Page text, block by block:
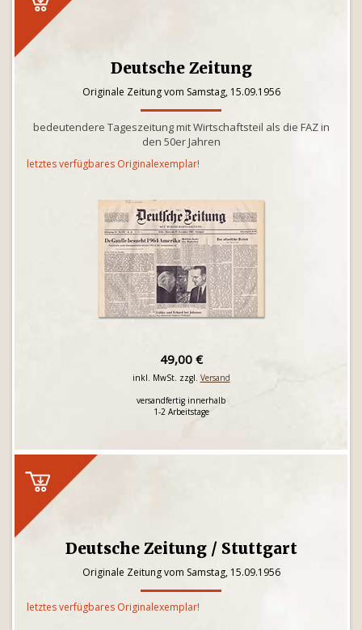
Deutsche Zeitung
Originale Zeitung vom Samstag, 15.09.1956
bedeutendere Tageszeitung mit Wirtschaftsteil als die FAZ in
den 50er Jahren
letztes verfügbares Originalexemplar!
49,00 €
inkl. MwSt. zzgl. Versand
versandfertig innerhalb
1-2 Arbeitstage
Deutsche Zeitung / Stuttgart
Originale Zeitung vom Samstag, 15.09.1956
letztes verfügbares Originalexemplar!